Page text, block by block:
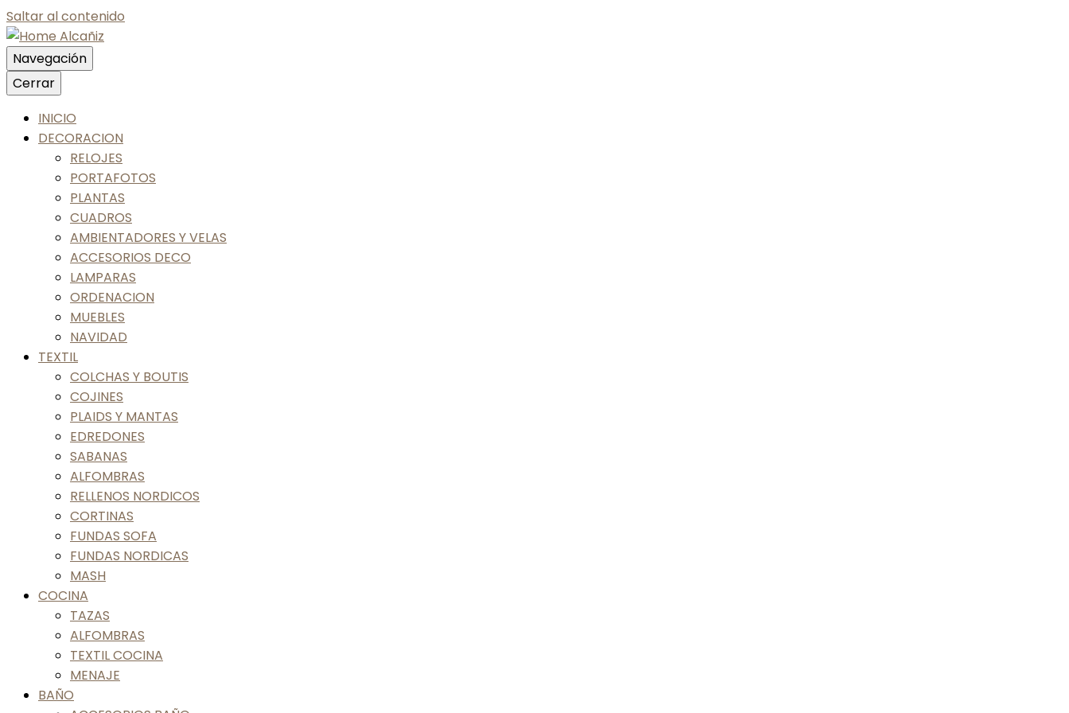
Saltar al contenido
Home Alcañiz
Nos gusta tu casa, nos gustas tú
Navegación
Cerrar
INICIO
DECORACION
RELOJES
PORTAFOTOS
PLANTAS
CUADROS
AMBIENTADORES Y VELAS
ACCESORIOS DECO
LAMPARAS
ORDENACION
MUEBLES
NAVIDAD
TEXTIL
COLCHAS Y BOUTIS
COJINES
PLAIDS Y MANTAS
EDREDONES
SABANAS
ALFOMBRAS
RELLENOS NORDICOS
CORTINAS
FUNDAS SOFA
FUNDAS NORDICAS
MASH
COCINA
TAZAS
ALFOMBRAS
TEXTIL COCINA
MENAJE
BAÑO